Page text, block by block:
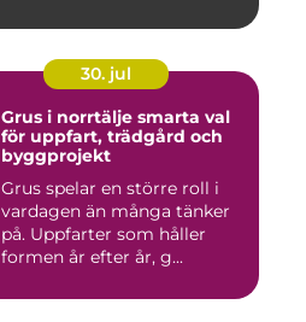
30. jul
Grus i norrtälje smarta val
för uppfart, trädgård och
byggprojekt
Grus spelar en större roll i
vardagen än många tänker
på. Uppfarter som håller
formen år efter år, g...